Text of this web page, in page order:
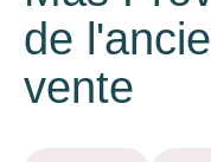
de
vente